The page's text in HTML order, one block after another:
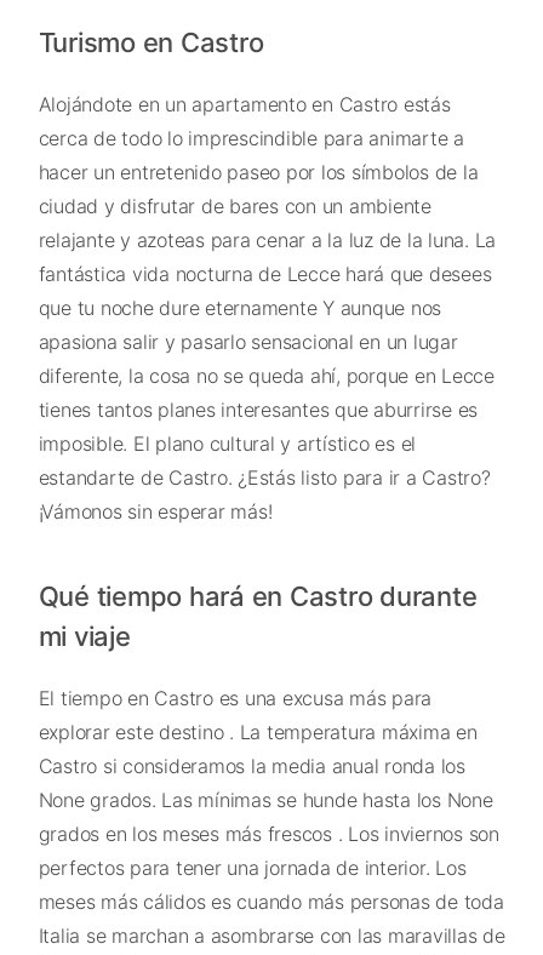
Turismo en Castro
Alojándote en un apartamento en Castro estás
cerca de todo lo imprescindible para animarte a
hacer un entretenido paseo por los símbolos de la
ciudad y disfrutar de bares con un ambiente
relajante y azoteas para cenar a la luz de la luna. La
fantástica vida nocturna de Lecce hará que desees
que tu noche dure eternamente Y aunque nos
apasiona salir y pasarlo sensacional en un lugar
diferente, la cosa no se queda ahí, porque en Lecce
tienes tantos planes interesantes que aburrirse es
imposible. El plano cultural y artístico es el
estandarte de Castro. ¿Estás listo para ir a Castro?
¡Vámonos sin esperar más!
Qué tiempo hará en Castro durante
mi viaje
El tiempo en Castro es una excusa más para
explorar este destino . La temperatura máxima en
Castro si consideramos la media anual ronda los
None grados. Las mínimas se hunde hasta los None
grados en los meses más frescos . Los inviernos son
perfectos para tener una jornada de interior. Los
meses más cálidos es cuando más personas de toda
Italia se marchan a asombrarse con las maravillas de